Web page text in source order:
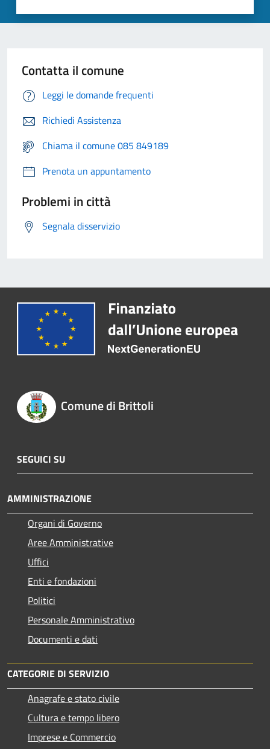
Contatta il comune
Leggi le domande frequenti
Richiedi Assistenza
Chiama il comune 085 849189
Prenota un appuntamento
Problemi in città
Segnala disservizio
Comune di Brittoli
SEGUICI SU
AMMINISTRAZIONE
Organi di Governo
Aree Amministrative
Uffici
Enti e fondazioni
Politici
Personale Amministrativo
Documenti e dati
CATEGORIE DI SERVIZIO
Anagrafe e stato civile
Cultura e tempo libero
Imprese e Commercio